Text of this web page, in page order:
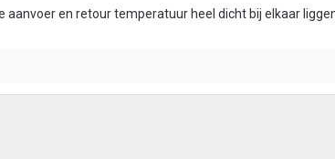
aanvoer en retour temperatuur heel dicht bij elkaar